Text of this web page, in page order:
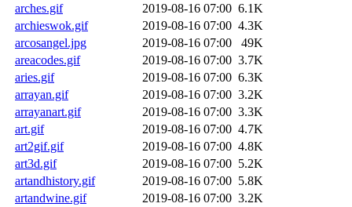
arches.gif
2019-08-16 07:00 6.1K
archieswok.gif
2019-08-16 07:00 4.3K
arcosangel.jpg
2019-08-16 07:00
49K
areacodes.gif
2019-08-16 07:00 3.7K
aries.gif
2019-08-16 07:00 6.3K
arrayan.gif
2019-08-16 07:00 3.2K
arrayanart.gif
2019-08-16 07:00 3.3K
art.gif
2019-08-16 07:00 4.7K
art2gif.gif
2019-08-16 07:00 4.8K
art3d.gif
2019-08-16 07:00 5.2K
artandhistory.gif
2019-08-16 07:00 5.8K
artandwine.gif
2019-08-16 07:00 3.2K